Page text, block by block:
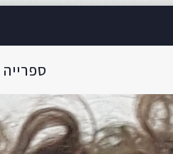
ספרייה